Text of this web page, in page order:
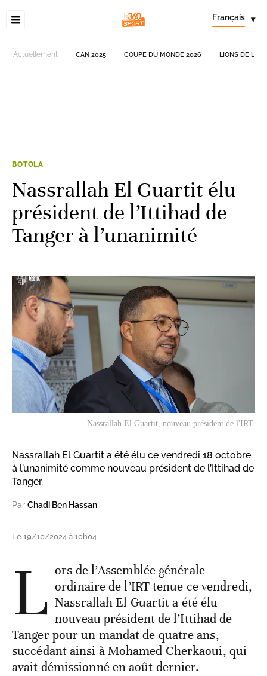
Français ▾
Actuellement CAN 2025 COUPE DU MONDE 2026 LIONS DE
BOTOLA
Nassrallah El Guartit élu
président de l’Ittihad de
Tanger à l’unanimité
Nassrallah El Guartit, nouveau président de l'IRT.
Nassrallah El Guartit a été élu ce vendredi 18 octobre
à l’unanimité comme nouveau président de l’Ittihad de
Tanger.
Par Chadi Ben Hassan
Le 19/10/2024 à 10h04
L ors de l’Assemblée générale
ordinaire de l’IRT tenue ce vendredi,
Nassrallah El Guartit a été élu
nouveau président de l’Ittihad de
Tanger pour un mandat de quatre ans,
succédant ainsi à Mohamed Cherkaoui, qui
avait démissionné en août dernier.